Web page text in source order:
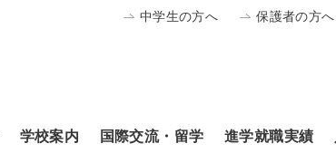
中学生の方へ 保護者の方へ
学校案内 国際交流・留学 進学就職実績